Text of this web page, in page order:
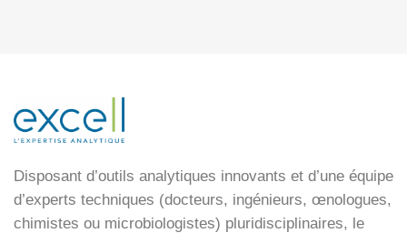
Disposant d’outils analytiques innovants et d’une équipe
d’experts techniques (docteurs, ingénieurs, œnologues,
chimistes ou microbiologistes) pluridisciplinaires, le